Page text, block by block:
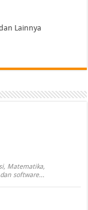
Lainnya
Matematika,
software...